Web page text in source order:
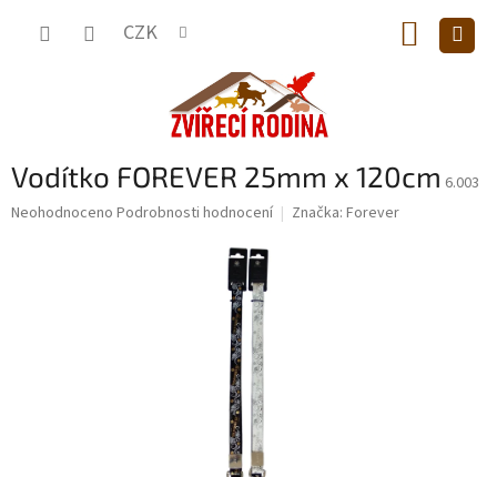
CZK
KOŠÍK
Vodítko FOREVER 25mm x 120cm 6.003
Průměrné
Neohodnoceno Podrobnosti hodnocení Značka: Forever